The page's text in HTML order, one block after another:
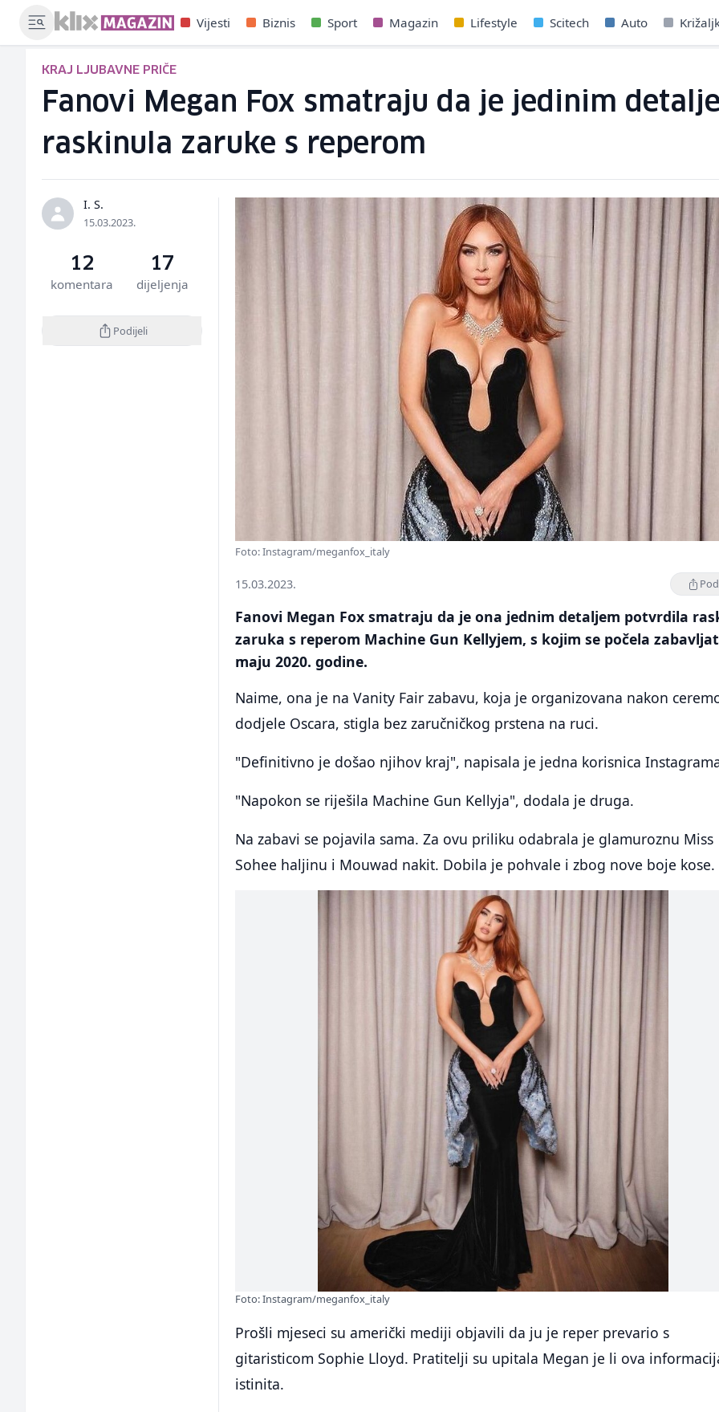
Vijesti Biznis Sport Magazin Lifestyle Scitech Auto
KRAJ LJUBAVNE PRIČE
Fanovi Megan Fox smatraju da je jedinim
raskinula zaruke s reperom
I. S.
15.03.2023.
12
komentara
17
dijeljenja
Podijeli
Foto: Instagram/meganfox_italy
15.03.2023.
Fanovi Megan Fox smatraju da je ona jednim detaljem potvrdila
zaruka s reperom Machine Gun Kellyjem, s kojim se počela
maju 2020. godine.
Naime, ona je na Vanity Fair zabavu, koja je organizovana nakon
dodjele Oscara, stigla bez zaručničkog prstena na ruci.
"Definitivno je došao njihov kraj", napisala je jedna korisnica
"Napokon se riješila Machine Gun Kellyja", dodala je druga.
Na zabavi se pojavila sama. Za ovu priliku odabrala je glamuroznu Miss
Sohee haljinu i Mouwad nakit. Dobila je pohvale i zbog nove boje kose.
Foto: Instagram/meganfox_italy
Prošli mjeseci su američki mediji objavili da ju je reper prevario s
gitaristicom Sophie Lloyd. Pratitelji su upitala Megan je li ova
istinita.